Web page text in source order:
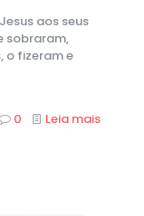
aos seus
sobraram,
o fizeram e
0 Leia mais